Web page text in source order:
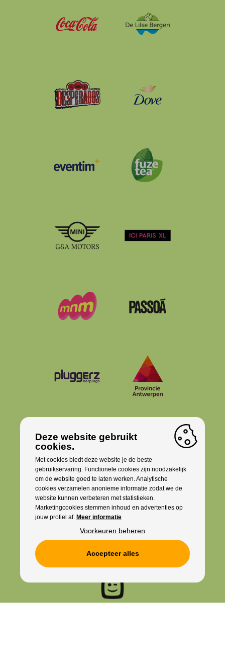
Deze website gebruikt
cookies.
Met cookies biedt deze website je de beste
gebruikservaring. Functionele cookies zijn noodzakelijk
om de website goed te laten werken. Analytische
cookies verzamelen anonieme informatie zodat we de
website kunnen verbeteren met statistieken.
Marketingcookies stemmen inhoud en advertenties op
jouw profiel af. Meer informatie
Voorkeuren beheren
Accepteer alles